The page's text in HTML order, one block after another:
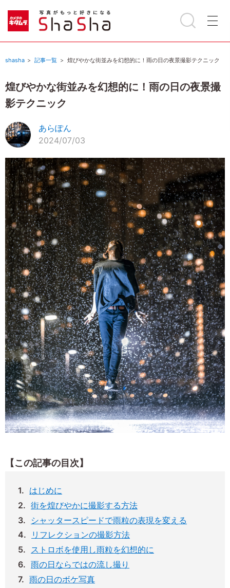
shasha 記事一覧 煌びやかな街並みを幻想的に！雨の日の夜景撮影テクニック
煌びやかな街並みを幻想的に！雨の日の夜景撮
影テクニック
あらぽん
2024/07/03
【この記事の目次】
はじめに
街を煌びやかに撮影する方法
シャッタースピードで雨粒の表現を変える
リフレクションの撮影方法
ストロボを使用し雨粒を幻想的に
雨の日ならではの流し撮り
雨の日のボケ写真